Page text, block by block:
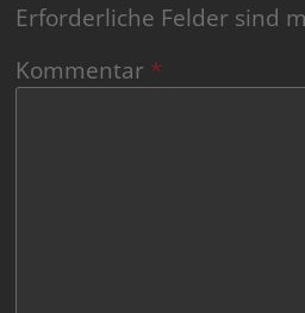
Erforderliche Felder sind
Kommentar *